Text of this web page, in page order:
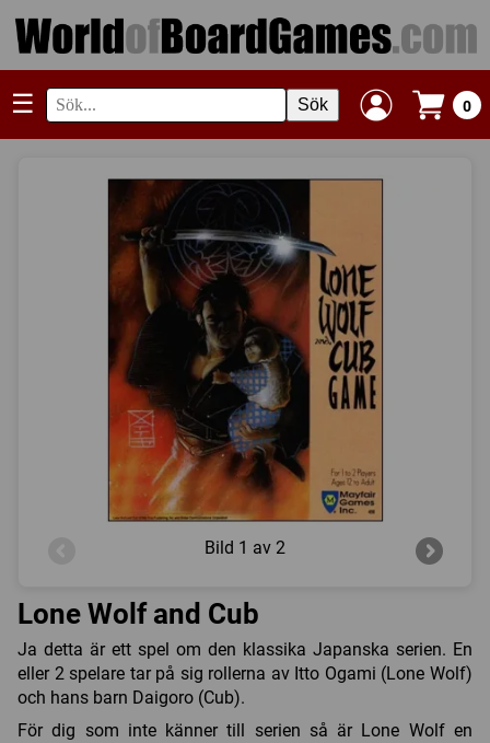
☰ Sök 0
Bild 1 av 2
Lone Wolf and Cub
Ja detta är ett spel om den klassika Japanska serien. En
eller 2 spelare tar på sig rollerna av Itto Ogami (Lone Wolf)
och hans barn Daigoro (Cub).
För dig som inte känner till serien så är Lone Wolf en